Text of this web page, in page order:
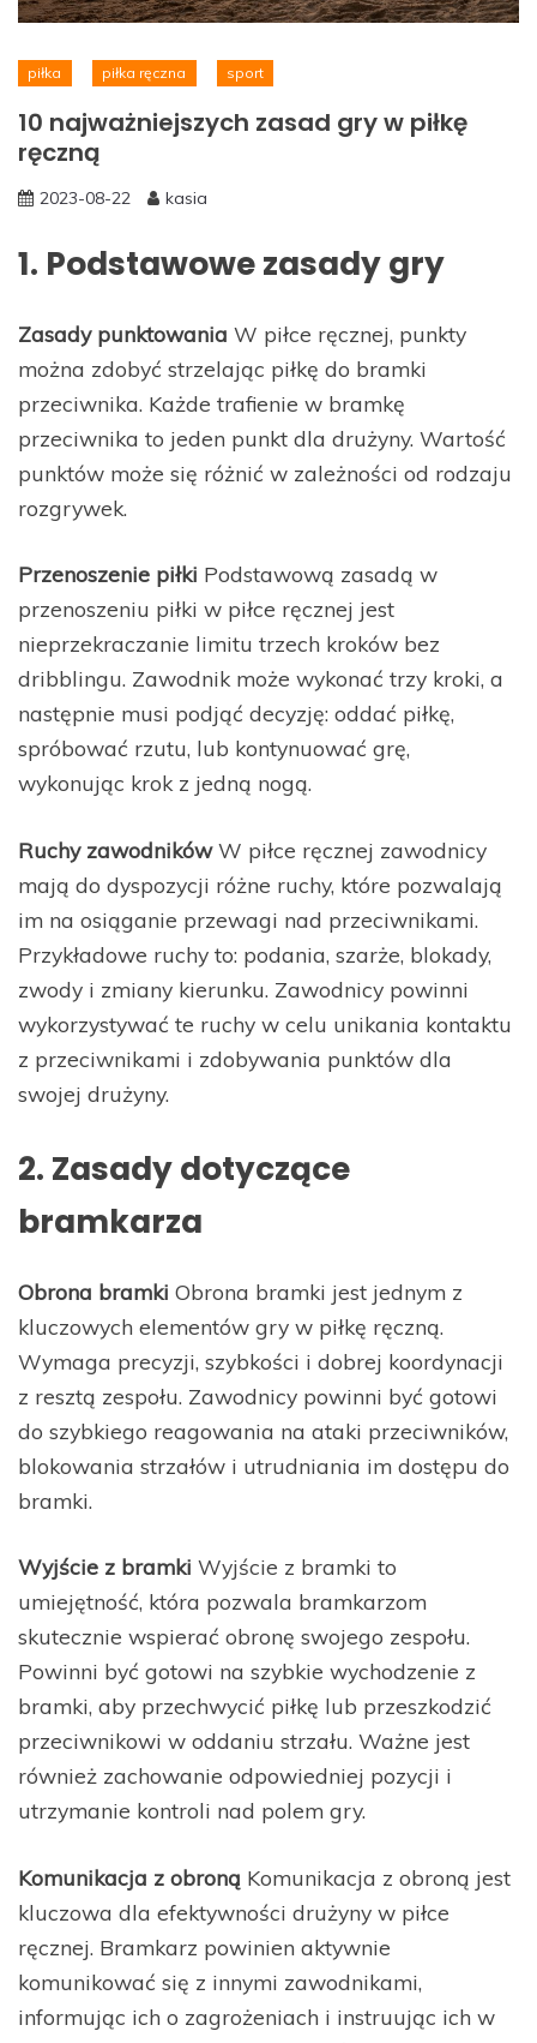
piłka piłka ręczna sport
10 najważniejszych zasad gry w piłkę
ręczną
2023-08-22 kasia
1. Podstawowe zasady gry
Zasady punktowania W piłce ręcznej, punkty
można zdobyć strzelając piłkę do bramki
przeciwnika. Każde trafienie w bramkę
przeciwnika to jeden punkt dla drużyny. Wartość
punktów może się różnić w zależności od rodzaju
rozgrywek.
Przenoszenie piłki Podstawową zasadą w
przenoszeniu piłki w piłce ręcznej jest
nieprzekraczanie limitu trzech kroków bez
dribblingu. Zawodnik może wykonać trzy kroki, a
następnie musi podjąć decyzję: oddać piłkę,
spróbować rzutu, lub kontynuować grę,
wykonując krok z jedną nogą.
Ruchy zawodnikówW piłce ręcznej zawodnicy
mają do dyspozycji różne ruchy, które pozwalają
im na osiąganie przewagi nad przeciwnikami.
Przykładowe ruchy to: podania, szarże, blokady,
zwody i zmiany kierunku. Zawodnicy powinni
wykorzystywać te ruchy w celu unikania kontaktu
z przeciwnikami i zdobywania punktów dla
swojej drużyny.
2. Zasady dotyczące
bramkarza
Obrona bramki Obrona bramki jest jednym z
kluczowych elementów gry w piłkę ręczną.
Wymaga precyzji, szybkości i dobrej koordynacji
z resztą zespołu. Zawodnicy powinni być gotowi
do szybkiego reagowania na ataki przeciwników,
blokowania strzałów i utrudniania im dostępu do
bramki.
Wyjście z bramki Wyjście z bramki to
umiejętność, która pozwala bramkarzom
skutecznie wspierać obronę swojego zespołu.
Powinni być gotowi na szybkie wychodzenie z
bramki, aby przechwycić piłkę lub przeszkodzić
przeciwnikowi w oddaniu strzału. Ważne jest
również zachowanie odpowiedniej pozycji i
utrzymanie kontroli nad polem gry.
Komunikacja z obroną Komunikacja z obroną jest
kluczowa dla efektywności drużyny w piłce
ręcznej. Bramkarz powinien aktywnie
komunikować się z innymi zawodnikami,
informując ich o zagrożeniach i instruując ich w